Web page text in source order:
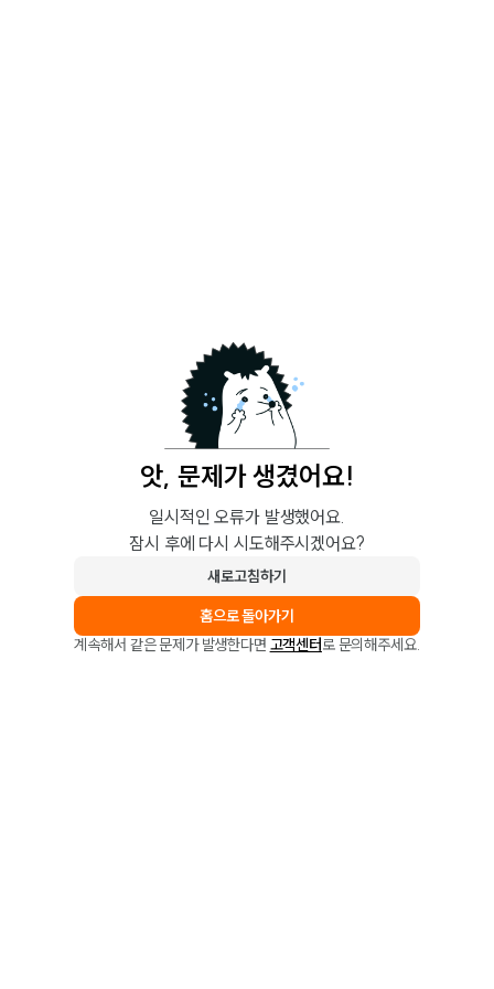
앗, 문제가 생겼어요!
일시적인 오류가 발생했어요.
잠시 후에 다시 시도해주시겠어요?
새로고침하기
홈으로 돌아가기
계속해서 같은 문제가 발생한다면 고객센터로 문의해주세요.